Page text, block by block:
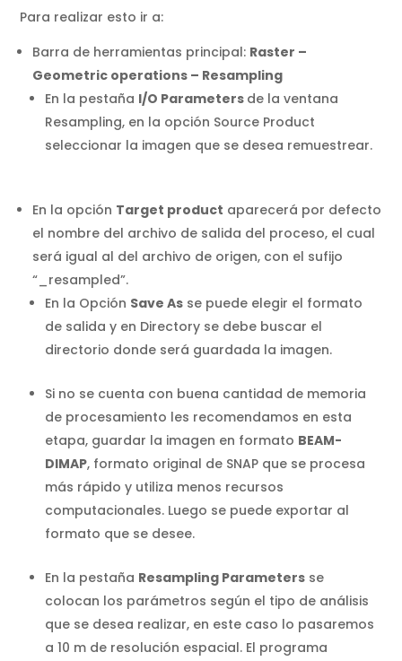
Para realizar esto ir a:
Barra de herramientas principal: Raster –
Geometric operations – Resampling
En la pestaña I/O Parameters de la ventana
Resampling, en la opción Source Product
seleccionar la imagen que se desea remuestrear.
En la opción Target product aparecerá por defecto
el nombre del archivo de salida del proceso, el cual
será igual al del archivo de origen, con el sufijo
“_resampled”.
En la Opción Save As se puede elegir el formato
de salida y en Directory se debe buscar el
directorio donde será guardada la imagen.
Si no se cuenta con buena cantidad de memoria
de procesamiento les recomendamos en esta
etapa, guardar la imagen en formato BEAM-
DIMAP, formato original de SNAP que se procesa
más rápido y utiliza menos recursos
computacionales. Luego se puede exportar al
formato que se desee.
En la pestaña Resampling Parameters se
colocan los parámetros según el tipo de análisis
que se desea realizar, en este caso lo pasaremos
a 10 m de resolución espacial. El programa